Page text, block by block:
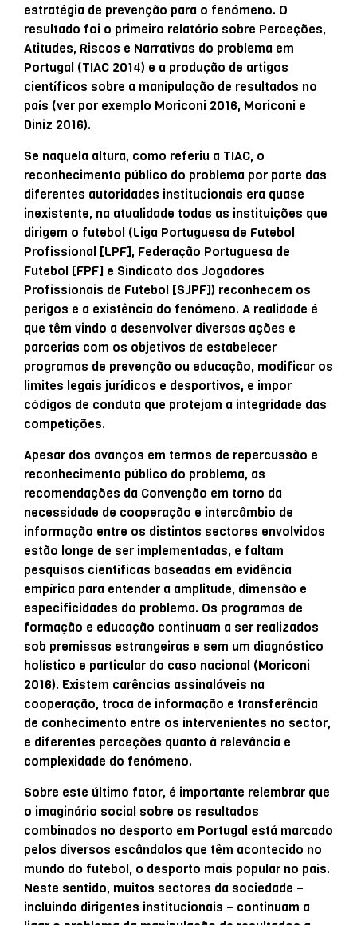
estratégia de prevenção para o fenómeno. O
resultado foi o primeiro relatório sobre Perceções,
Atitudes, Riscos e Narrativas do problema em
Portugal (TIAC 2014) e a produção de artigos
científicos sobre a manipulação de resultados no
país (ver por exemplo Moriconi 2016, Moriconi e
Diniz 2016).
Se naquela altura, como referiu a TIAC, o
reconhecimento público do problema por parte das
diferentes autoridades institucionais era quase
inexistente, na atualidade todas as instituições que
dirigem o futebol (Liga Portuguesa de Futebol
Profissional [LPF], Federação Portuguesa de
Futebol [FPF] e Sindicato dos Jogadores
Profissionais de Futebol [SJPF]) reconhecem os
perigos e a existência do fenómeno. A realidade é
que têm vindo a desenvolver diversas ações e
parcerias com os objetivos de estabelecer
programas de prevenção ou educação, modificar os
limites legais jurídicos e desportivos, e impor
códigos de conduta que protejam a integridade das
competições.
Apesar dos avanços em termos de repercussão e
reconhecimento público do problema, as
recomendações da Convenção em torno da
necessidade de cooperação e intercâmbio de
informação entre os distintos sectores envolvidos
estão longe de ser implementadas, e faltam
pesquisas científicas baseadas em evidência
empírica para entender a amplitude, dimensão e
especificidades do problema. Os programas de
formação e educação continuam a ser realizados
sob premissas estrangeiras e sem um diagnóstico
holístico e particular do caso nacional (Moriconi
2016). Existem carências assinaláveis na
cooperação, troca de informação e transferência
de conhecimento entre os intervenientes no sector,
e diferentes perceções quanto à relevância e
complexidade do fenómeno.
Sobre este último fator, é importante relembrar que
o imaginário social sobre os resultados
combinados no desporto em Portugal está marcado
pelos diversos escândalos que têm acontecido no
mundo do futebol, o desporto mais popular no país.
Neste sentido, muitos sectores da sociedade –
incluindo dirigentes institucionais – continuam a